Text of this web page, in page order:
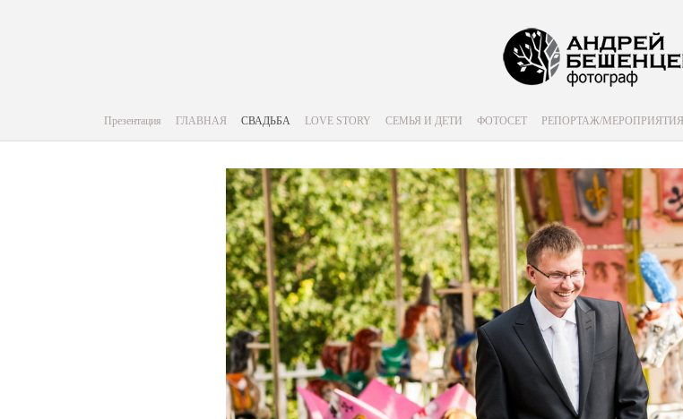
Презентация ГЛАВНАЯ СВАДЬБА LOVE STORY СЕМЬЯ И ДЕТИ ФОТОСЕТ РЕПОРТАЖ/МЕРОПРИЯТИЯ